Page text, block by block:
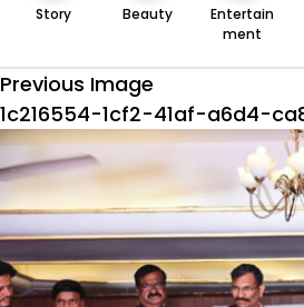
Story Beauty
Entertain
ment
Previous Image
1c216554-1cf2-41af-a6d4-